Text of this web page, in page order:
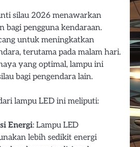
silau 2026 menawarkan
bagi pengguna kendaraan.
untuk meningkatkan
terutama pada malam hari.
yang optimal, lampu ini
bagi pengendara lain.
lampu LED ini meliputi:
Energi: Lampu LED
lebih sedikit energi